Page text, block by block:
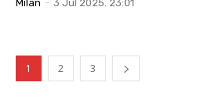
Milan - 3 Jul 2025. 23:01
1 2 3